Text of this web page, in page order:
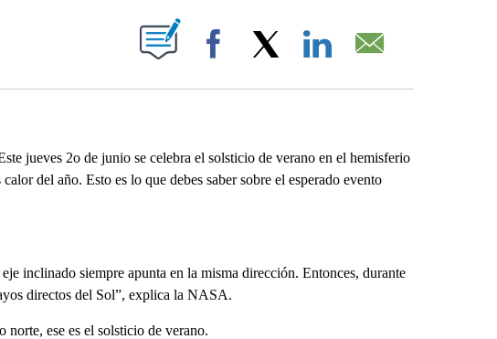
ABOUT NEW PAGES ON "".
Facebook
jueves 2o de junio se celebra el solsticio de verano en el hemisferio
del año. Esto es lo que debes saber sobre el esperado evento
inclinado siempre apunta en la misma dirección. Entonces, durante
directos del Sol”, explica la NASA.
norte, ese es el solsticio de verano.